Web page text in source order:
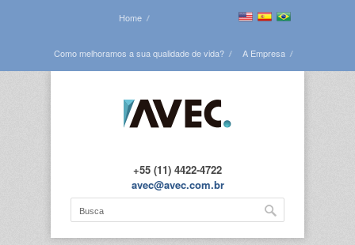
Home
Como melhoramos a sua qualidade de vida? A Empresa
+55 (11) 4422-4722
avec@avec.com.br